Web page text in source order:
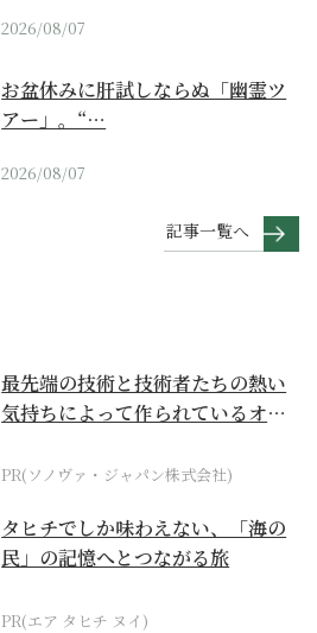
2026/08/07
お盆休みに肝試しならぬ「幽霊ツ
アー」。“…
2026/08/07
記事一覧へ
最先端の技術と技術者たちの熱い
気持ちによって作られているオー
PR(ソノヴァ・ジャパン株式会社)
タヒチでしか味わえない、「海の
民」の記憶へとつながる旅
PR(エア タヒチ ヌイ)